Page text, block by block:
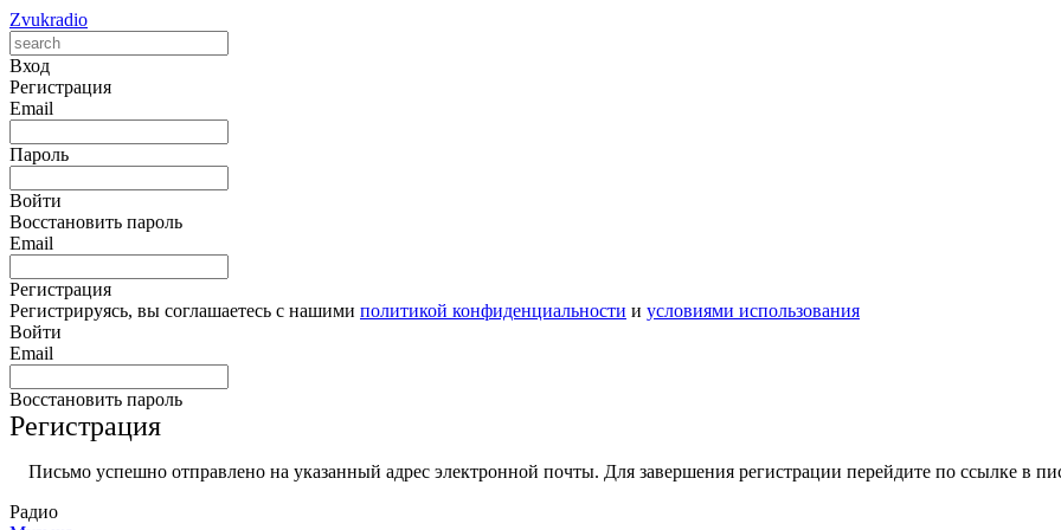
Zvukradio
Вход
Регистрация
Email
Пароль
Войти
Восстановить пароль
Email
Регистрация
Регистрируясь, вы соглашаетесь с нашими политикой конфиденциальности и условиями использования
Войти
Email
Восстановить пароль
Регистрация
Письмо успешно отправлено на указанный адрес электронной почты. Для завершения регистрации перейдите по ссылке в
Радио